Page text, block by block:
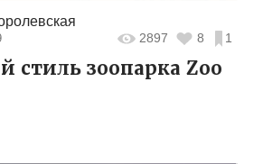
2897 8 1
зоопарка Zoo